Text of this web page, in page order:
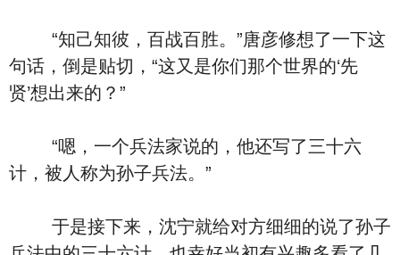
“知己知彼，百战百胜。”唐彦修想了一下这
句话，倒是贴切，“这又是你们那个世界的‘先
贤’想出来的？”
“嗯，一个兵法家说的，他还写了三十六
计，被人称为孙子兵法。”
于是接下来，沈宁就给对方细细的说了孙子